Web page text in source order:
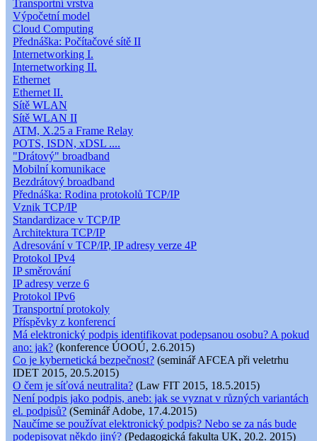
Transportní vrstva
Výpočetní model
Cloud Computing
Přednáška: Počítačové sítě II
Internetworking I.
Internetworking II.
Ethernet
Ethernet II.
Sítě WLAN
Sítě WLAN II
ATM, X.25 a Frame Relay
POTS, ISDN, xDSL ....
"Drátový" broadband
Mobilní komunikace
Bezdrátový broadband
Přednáška: Rodina protokolů TCP/IP
Vznik TCP/IP
Standardizace v TCP/IP
Architektura TCP/IP
Adresování v TCP/IP, IP adresy verze 4P
Protokol IPv4
IP směrování
IP adresy verze 6
Protokol IPv6
Transportní protokoly
Příspěvky z konferencí
Má elektronický podpis identifikovat podepsanou osobu? A pokud
ano: jak? (konference ÚOOÚ, 2.6.2015)
Co je kybernetická bezpečnost? (seminář AFCEA při veletrhu
IDET 2015, 20.5.2015)
O čem je síťová neutralita? (Law FIT 2015, 18.5.2015)
Není podpis jako podpis, aneb: jak se vyznat v různých variantách
el. podpisů? (Seminář Adobe, 17.4.2015)
Naučíme se používat elektronický podpis? Nebo se za nás bude
podepisovat někdo jiný? (Pedagogická fakulta UK, 20.2. 2015)